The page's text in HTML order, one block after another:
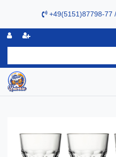
+49(5151)87798-77